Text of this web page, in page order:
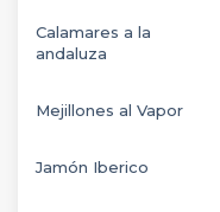
Calamares a la
andaluza
Mejillones al Vapor
Jamón Iberico